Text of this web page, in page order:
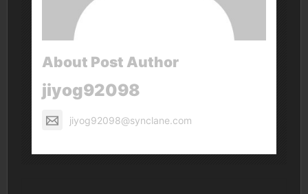
About Post Author
jiyog92098
jiyog92098@synclane.com